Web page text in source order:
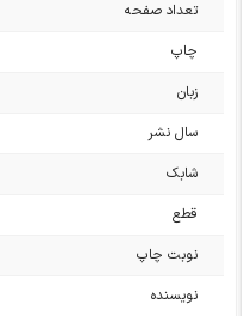
تعداد صفحه
چاپ
زبان
سال نشر
شابک
قطع
نوبت چاپ
نویسنده